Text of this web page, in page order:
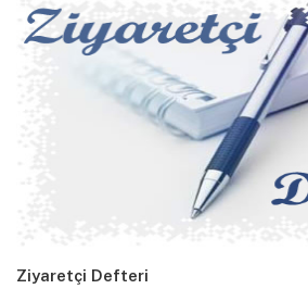
Ziyaretçi Defteri